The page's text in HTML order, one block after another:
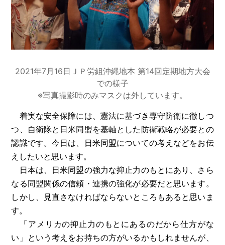
2021年7月16日ＪＰ労組沖縄地本 第14回定期地方大会
での様子
※写真撮影時のみマスクは外しています。
着実な安全保障には、憲法に基づき専守防衛に徹しつ
つ、自衛隊と日米同盟を基軸とした防衛戦略が必要との
認識です。今日は、日米同盟についての考えなどをお伝
えしたいと思います。
日本は、日米同盟の強力な抑止力のもとにあり、さら
なる同盟関係の信頼・連携の強化が必要だと思います。
しかし、見直さなければならないところもあると思いま
す。
「アメリカの抑止力のもとにあるのだから仕方がな
い」という考えをお持ちの方がいるかもしれませんが、